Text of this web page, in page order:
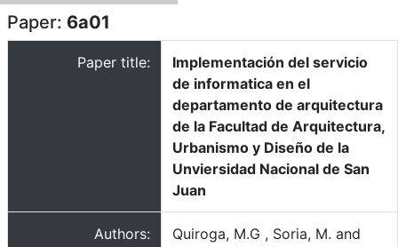
Paper: 6a01
Paper title:
Implementación del servicio
de informatica en el
departamento de arquitectura
de la Facultad de Arquitectura,
Urbanismo y Diseño de la
Unviersidad Nacional de San
Juan
Authors:
Quiroga, M.G , Soria, M. and